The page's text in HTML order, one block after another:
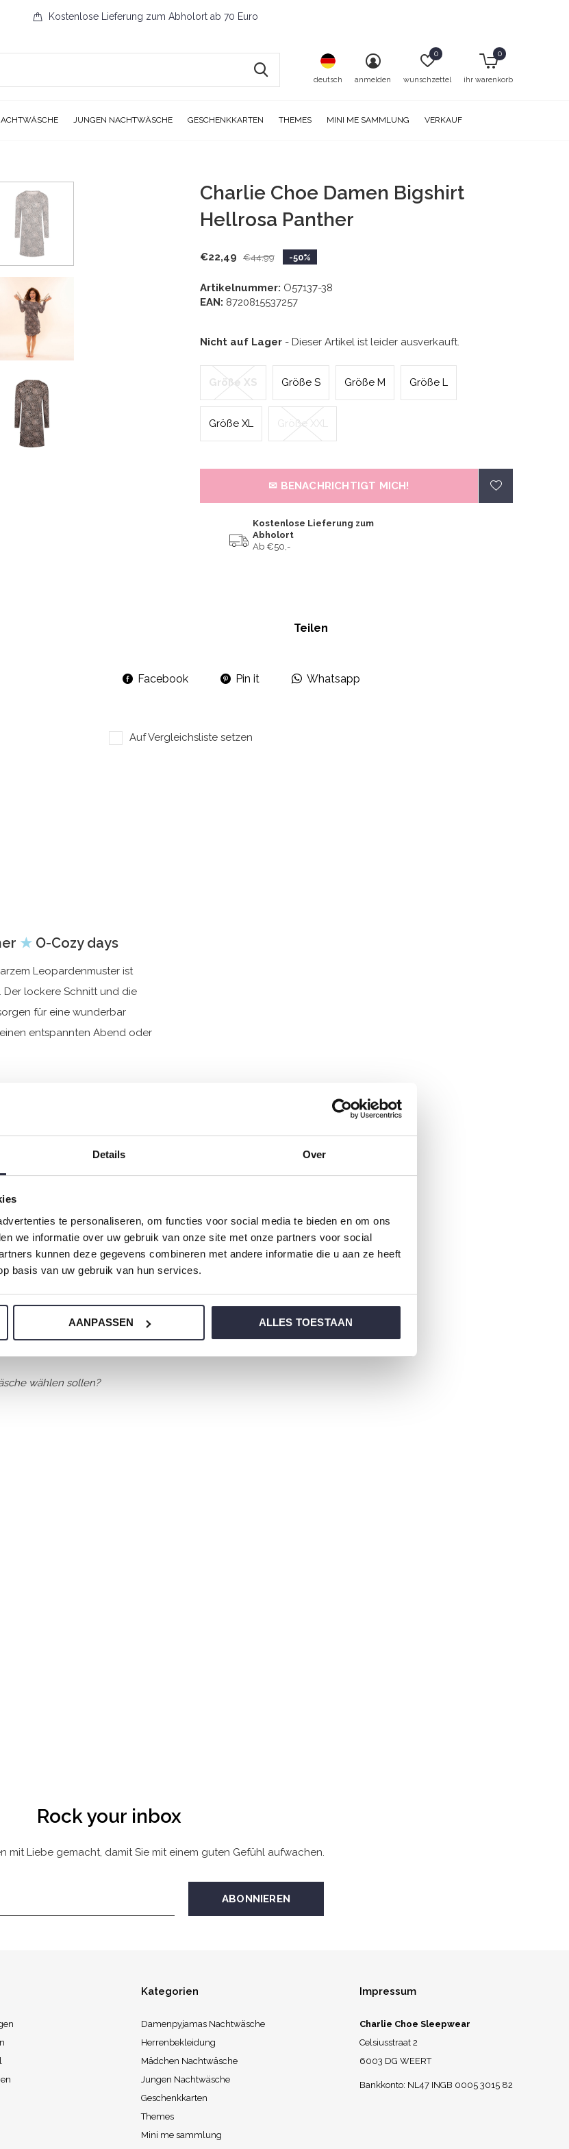
Details Over
te personaliseren, om functies voor social media te bieden en om ons
we informatie over uw gebruik van onze site met onze partners voor social
kunnen deze gegevens combineren met andere informatie die u aan ze heeft
basis van uw gebruik van hun services.
AANPASSEN ALLES TOESTAAN
JUNGEN NACHTWÄSCHE GESCHENKKARTEN THEMES MINI ME SAMMLUNG VERKAUF
deutsch anmelden wunschzettel
0
ihr warenkorb
0
Kostenlose Lieferung zum Abholort ab 70 Euro
Charlie Choe Damen Bigshirt
Hellrosa Panther
€22,49 €44,99 -50%
Artikelnummer: O57137-38
EAN: 8720815537257
Nicht auf Lager - Dieser Artikel ist leider ausverkauft.
Größe XS Größe S Größe M Größe L
Größe XL Größe XXL
✉ BENACHRICHTIGT MICH!
Kostenlose Lieferung zum
Abholort
Ab €50,-
Teilen
Facebook Pin it Whatsapp
Auf Vergleichsliste setzen
★ O-Cozy days
Leopardenmuster ist
Der lockere Schnitt und die
für eine wunderbar
entspannten Abend oder
weichen Jersey und hat
wählen sollen?
Rock your inbox
mit Liebe gemacht, damit Sie mit einem guten Gefühl aufwachen.
Kategorien
Damenpyjamas Nachtwäsche
Herrenbekleidung
Mädchen Nachtwäsche
Jungen Nachtwäsche
Geschenkkarten
Themes
Mini me sammlung
Impressum
Charlie Choe Sleepwear
Celsiusstraat 2
6003 DG WEERT
Bankkonto: NL47 INGB 0005 3015 82